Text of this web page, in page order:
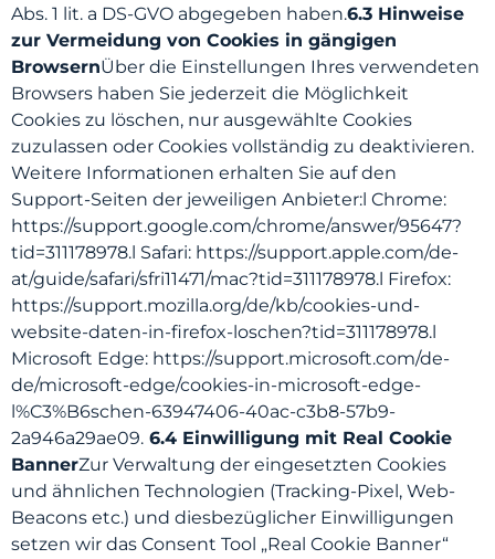
Abs. 1 lit. a DS-GVO abgegeben haben.6.3 Hinweise
zur Vermeidung von Cookies in gängigen
BrowsernÜber die Einstellungen Ihres verwendeten
Browsers haben Sie jederzeit die Möglichkeit
Cookies zu löschen, nur ausgewählte Cookies
zuzulassen oder Cookies vollständig zu deaktivieren.
Weitere Informationen erhalten Sie auf den
Support-Seiten der jeweiligen Anbieter:l Chrome:
https://support.google.com/chrome/answer/95647?
tid=311178978.l Safari: https://support.apple.com/de-
at/guide/safari/sfri11471/mac?tid=311178978.l Firefox:
https://support.mozilla.org/de/kb/cookies-und-
website-daten-in-firefox-loschen?tid=311178978.l
Microsoft Edge: https://support.microsoft.com/de-
de/microsoft-edge/cookies-in-microsoft-edge-
l%C3%B6schen-63947406-40ac-c3b8-57b9-
2a946a29ae09. 6.4 Einwilligung mit Real Cookie
BannerZur Verwaltung der eingesetzten Cookies
und ähnlichen Technologien (Tracking-Pixel, Web-
Beacons etc.) und diesbezüglicher Einwilligungen
setzen wir das Consent Tool „Real Cookie Banner“